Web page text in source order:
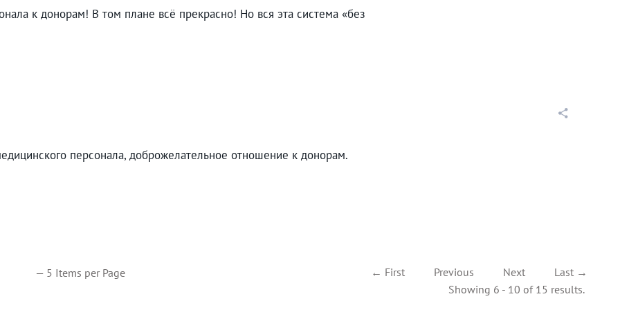
к донорам! В том плане всё прекрасно! Но вся эта система «без
персонала, доброжелательное отношение к донорам.
— 5 Items per Page
Showing 6 - 10 of 15 results.
← First Previous Next Last →